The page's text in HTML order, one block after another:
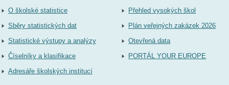
O školské statistice
Sběry statistických dat
Statistické výstupy a analýzy
Číselníky a klasifikace
Adresáře školských institucí
Přehled vysokých škol
Plán veřejných zakázek 2026
Otevřená data
PORTÁL YOUR EUROPE